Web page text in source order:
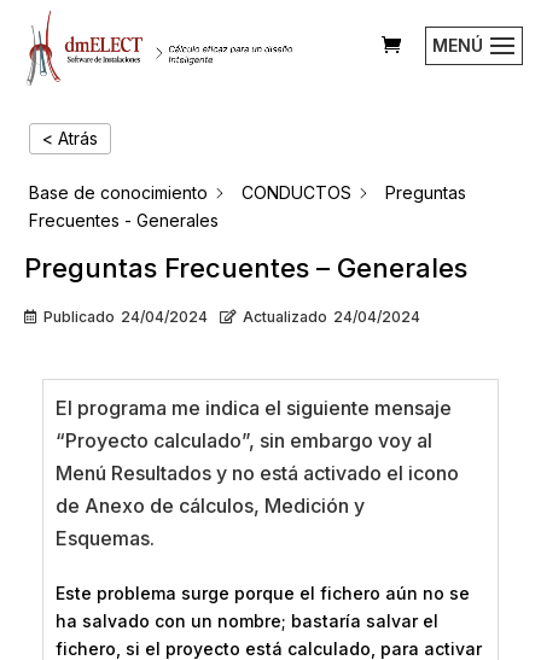
MENÚ
< Atrás
Base de conocimiento CONDUCTOS
Preguntas
Frecuentes - Generales
Preguntas Frecuentes – Generales
Publicado 24/04/2024 Actualizado 24/04/2024
El programa me indica el siguiente mensaje
“Proyecto calculado”, sin embargo voy al
Menú Resultados y no está activado el icono
de Anexo de cálculos, Medición y
Esquemas.
Este problema surge porque el fichero aún no se
ha salvado con un nombre; bastaría salvar el
fichero, si el proyecto está calculado, para activar